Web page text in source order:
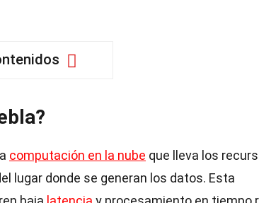
computación en la nube que lleva los
lugar donde se generan los datos. Esta